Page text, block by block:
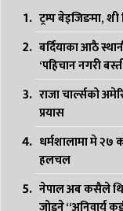
ट्रम्प बेइजिङमा,
बर्दियाका आठै
‘पहिचान नगरी
राजा चार्ल्सको
प्रयास
धर्मशालामा मे २७
हलचल
नेपाल अब कसैले